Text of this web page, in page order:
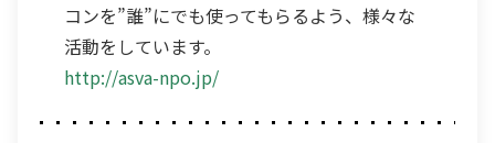
コンを”誰”にでも使ってもらるよう、様々な
活動をしています。
http://asva-npo.jp/